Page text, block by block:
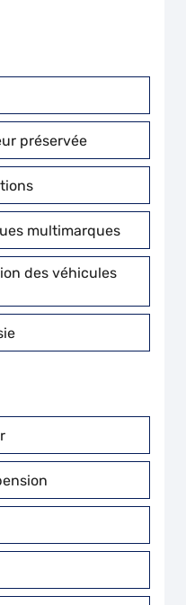
préservée
multimarques
des véhicules